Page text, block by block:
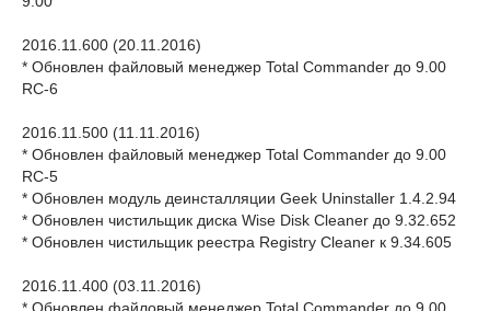
2016.11.600 (20.11.2016)
* Обновлен файловый менеджер Total Commander до 9.00
RC-6
2016.11.500 (11.11.2016)
* Обновлен файловый менеджер Total Commander до 9.00
RC-5
* Обновлен модуль деинсталляции Geek Uninstaller 1.4.2.94
* Обновлен чистильщик диска Wise Disk Cleaner до 9.32.652
* Обновлен чистильщик реестра Registry Cleaner к 9.34.605
2016.11.400 (03.11.2016)